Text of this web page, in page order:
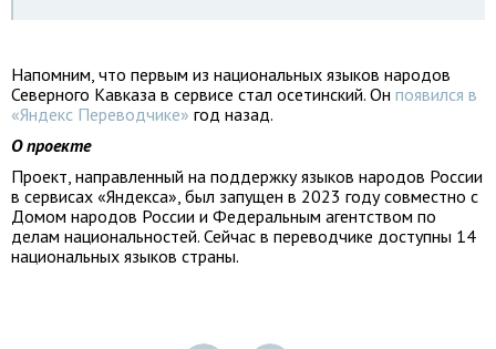
Напомним, что первым из национальных языков народов
Северного Кавказа в сервисе стал осетинский. Он появился в
«Яндекс Переводчике» год назад.
О проекте
Проект, направленный на поддержку языков народов России
в сервисах «Яндекса», был запущен в 2023 году совместно с
Домом народов России и Федеральным агентством по
делам национальностей. Сейчас в переводчике доступны 14
национальных языков страны.